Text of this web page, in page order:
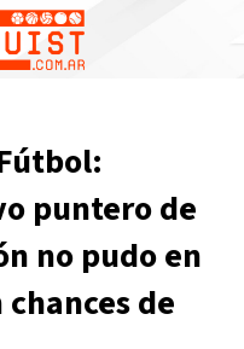
puntero de
no pudo en
de